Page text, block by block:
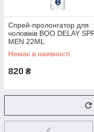
Спрей-пролонгатор для
чоловіків BOO DELAY
MEN 22ML
Немає в наявності
820 ₴